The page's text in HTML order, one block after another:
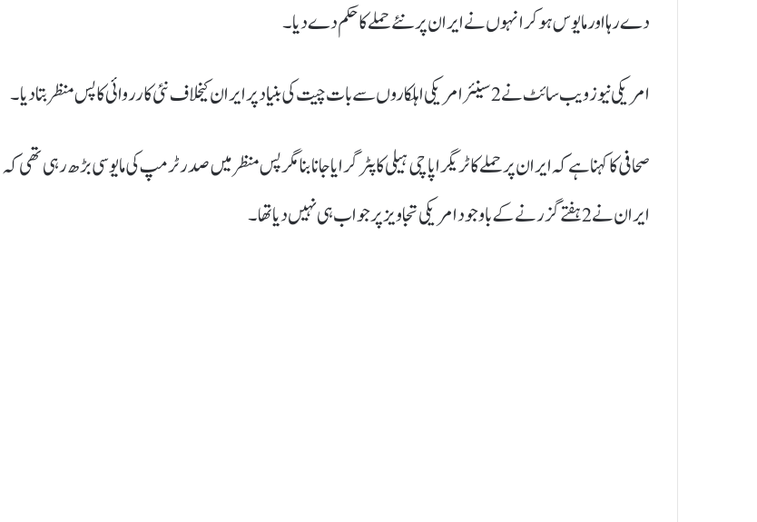
دے رہا اور مایوس ہوکر انہوں نے ایران پر نئے حملےکا حکم دے دیا۔
امریکی نیوز ویب سائٹ نے 2 سینئرامریکی اہلکاروں سے بات چیت کی بنیاد پر ایران کیخلاف نئی کارروائی کا پس منظر بتادیا۔
صحافی کا کہنا ہےکہ ایران پر حملے کا ٹریگر اپاچی ہیلی کاپٹر گرایا جانا بنا مگر پس منظر میں صدر ٹرمپ کی مایوسی بڑھ رہی تھی کہ
ایران نے 2 ہفتے گزرنے کے باوجود امریکی تجاویز پر جواب ہی نہیں دیا تھا۔